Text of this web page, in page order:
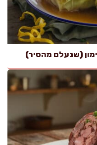
(שנעלם מהסיר)